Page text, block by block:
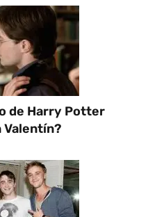
de Harry Potter
Valentín?